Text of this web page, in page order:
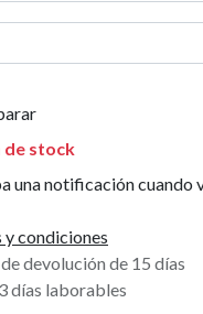
de stock
una notificación cuando
y condiciones
devolución de 15 días
días laborables